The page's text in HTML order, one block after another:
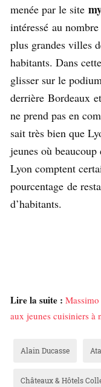
menée par le site
intéressé au
plus grandes villes
habitants. Dans
glisser sur le
derrière Bordeaux
ne prend pas en
sait très bien que
jeunes où
Lyon comptent
pourcentage de
d’habitants.
Lire la suite :
aux jeunes cuisiniers à
Alain Ducasse
Châteaux & Hôtels